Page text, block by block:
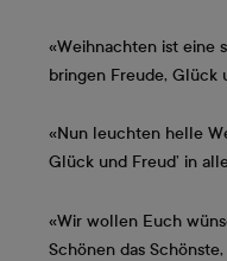
«Weihnachten ist eine
bringen Freude, Glück
«Nun leuchten helle
Glück und Freud’ in
«Wir wollen Euch
Schönen das